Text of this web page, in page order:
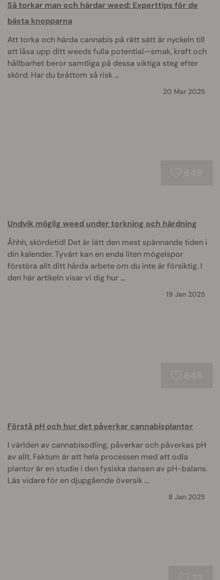
Så torkar man och härdar weed: Experttips för de
bästa knopparna
Att torka och härda cannabis på rätt sätt är nyckeln till
att låsa upp ditt weeds fulla potential—smak, kraft och
hållbarhet beror samtliga på dessa viktiga steg efter
skörd. Har du bråttom så risk ...
20 Mar 2025
Undvik möglig weed under torkning och härdning
Åhhh, skördetid! Det är lätt den mest spännande tiden i
din kalender. Tyvärr kan en enda liten mögelspor
förstöra allt ditt hårda arbete om du inte är försiktig. I
den här artikeln visar vi dig hur ...
19 Jan 2025
Förstå pH och hur det påverkar cannabisplantor
I världen av cannabisodling, påverkar och påverkas pH
av allt. Faktum är att hela processen med att odla
plantor är en studie i den fysiska dansen av pH-balans.
Läs vidare för en djupgående översik ...
8 Jan 2025